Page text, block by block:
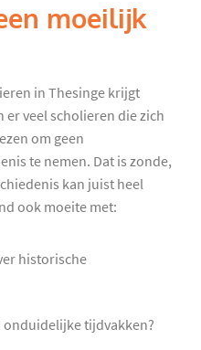
moeilijk
in Thesinge krijgt
veel scholieren die zich
om geen
te nemen. Dat is zonde,
kan juist heel
ook moeite met:
historische
onduidelijke tijdvakken?